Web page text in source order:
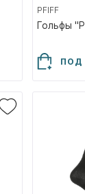
PFIFF
Гольфы
ПОД